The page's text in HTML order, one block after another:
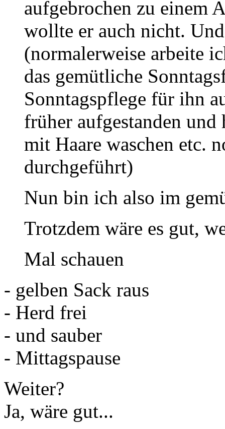
aufgebrochen zu einem
wollte er auch nicht.
(normalerweise arbeite
das gemütliche
Sonntagspflege für ihn
früher aufgestanden und
mit Haare waschen etc.
durchgeführt)
Nun bin ich also im
Trotzdem wäre es gut,
Mal schauen
- gelben Sack raus
- Herd frei
- und sauber
- Mittagspause
Weiter?
Ja, wäre gut...